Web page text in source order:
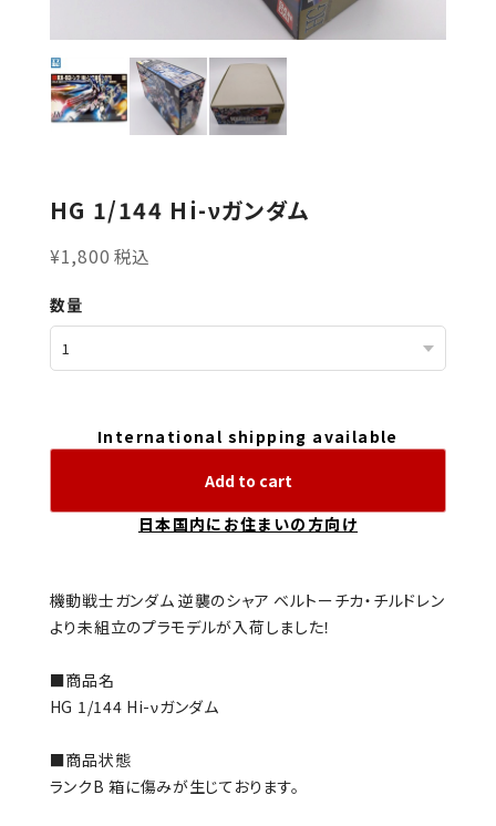
HG 1/144 Hi-νガンダム
¥1,800 税込
数量
International shipping available
Add to cart
日本国内にお住まいの方向け
機動戦士ガンダム 逆襲のシャア ベルトーチカ・チルドレン
より未組立のプラモデルが入荷しました！
■商品名
HG 1/144 Hi-νガンダム
■商品状態
ランクB 箱に傷みが生じております。